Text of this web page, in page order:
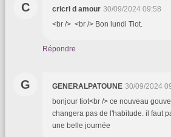
C cricri d amour 30/09/2024 09:58
<br /> <br /> Bon lundi Tiot.
Répondre
G GENERALPATOUNE 30/09/2024
bonjour tiot<br /> ce nouveau
changera pas de l'habitude. il faut
une belle journée